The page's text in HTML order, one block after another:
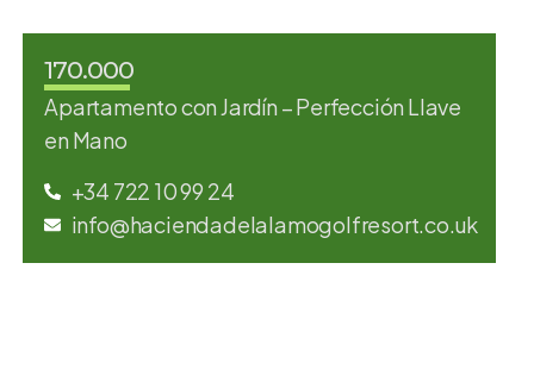
170.000
Apartamento con Jardín – Perfección Llave
en Mano
+34 722 10 99 24
info@haciendadelalamogolfresort.co.uk